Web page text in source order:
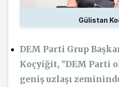
Gülistan
DEM Parti Grup
Koçyiğit, "DEM Parti
geniş uzlaşı